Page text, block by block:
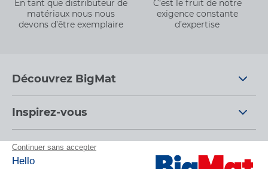
En tant que distributeur de
matériaux nous nous
devons d’être exemplaire
C’est le fruit de notre
exigence constante
d’expertise
Découvrez BigMat
Devenez adhérent
Inspirez-vous
Par pièces
Nos conseils d'experts